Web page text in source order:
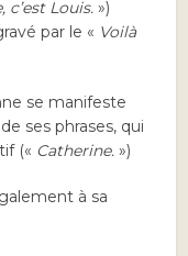
c’est Louis. »)
par le « Voilà
se manifeste
de ses phrases, qui
(« Catherine. »)
à sa